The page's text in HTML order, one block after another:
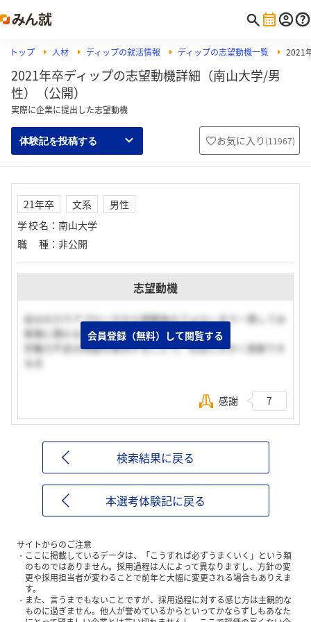
トップ 人材 ディップの就活情報 ディップの志望動機一覧 2021
2021年卒ディップの志望動機詳細（南山大学/男
性）（公開）
実際に企業に提出した志望動機
体験記を投稿する お気に入り (11967)
21年卒 文系
男性
学校名 ： 南山大学
職種 ： 非公開
志望動機
自分の力でアプローチから掲載後のフォローまで一貫してお
客様に携わることができる
労働力不足の問題を解決することで、社会に大きく貢献でき
る点
会員登録（無料）して閲覧する
感謝 7
検索結果に戻る
本選考体験記に戻る
サイトからのご注意
ここに掲載しているデータは、「こうすれば必ずうまくいく」という類
のものではありません。採用過程は人によって異なりますし、方針の変
更や採用担当者が変わることで前年と大幅に変更される場合もありえま
す。
また、言うまでもないことですが、採用過程に対する感じ方は主観的な
ものに過ぎません。他人が誉めているからといってかならずしもあなた